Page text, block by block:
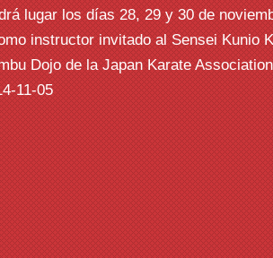
lugar los días 28, 29 y 30 de
instructor invitado al Sensei Kunio
Dojo de la Japan Karate
11-05